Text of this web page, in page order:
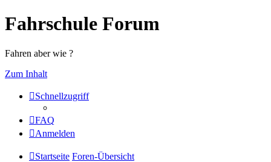
Fahrschule Forum
Fahren aber wie ?
Zum Inhalt
Schnellzugriff
FAQ
Anmelden
Startseite Foren-Übersicht